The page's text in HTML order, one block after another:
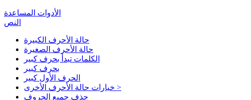
الأدوات المساعدة
النص
حالة الأحرف الكبيرة
حالة الأحرف الصغيرة
الكلمات تبدأ بحرف كبير
بحرف كبير
الحرف الأول كبير
خيارات حالة الأحرف الأخرى >
حذف جميع الحروف